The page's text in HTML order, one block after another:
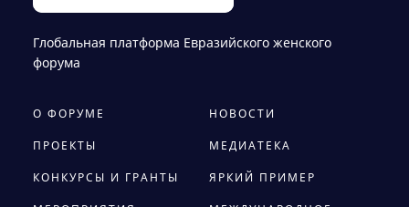
Глобальная платформа Евразийского женского
форума
О ФОРУМЕ НОВОСТИ
ПРОЕКТЫ МЕДИАТЕКА
КОНКУРСЫ И ГРАНТЫ ЯРКИЙ ПРИМЕР